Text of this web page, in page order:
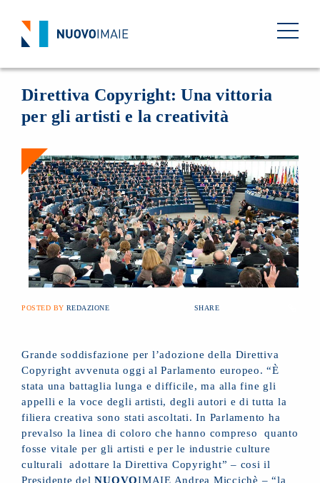
Direttiva Copyright: Una vittoria
per gli artisti e la creatività
POSTED BY REDAZIONE SHARE
Grande soddisfazione per l’adozione della Direttiva
Copyright avvenuta oggi al Parlamento europeo. “È
stata una battaglia lunga e difficile, ma alla fine gli
appelli e la voce degli artisti, degli autori e di tutta la
filiera creativa sono stati ascoltati. In Parlamento ha
prevalso la linea di coloro che hanno compreso quanto
fosse vitale per gli artisti e per le industrie culture
culturali adottare la Direttiva Copyright” – cosi il
Presidente delNUOVOIMAIE Andrea Miccichè – “la